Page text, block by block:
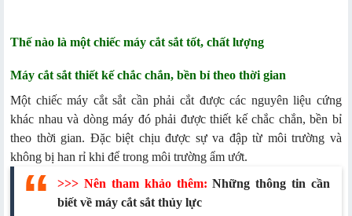
Thế nào là một chiếc máy cắt sắt tốt, chất lượng
Máy cắt sắt thiết kế chắc chắn, bền bỉ theo thời gian
Một chiếc máy cắt sắt cần phải cắt được các nguyên liệu cứng
khác nhau và dòng máy đó phải được thiết kế chắc chắn, bền bỉ
theo thời gian. Đặc biệt chịu được sự va đập từ môi trường và
không bị han rỉ khi để trong môi trường ẩm ướt.
>>> Nên tham khảo thêm:Những thông tin cần
biết về máy cắt sắt thủy lực